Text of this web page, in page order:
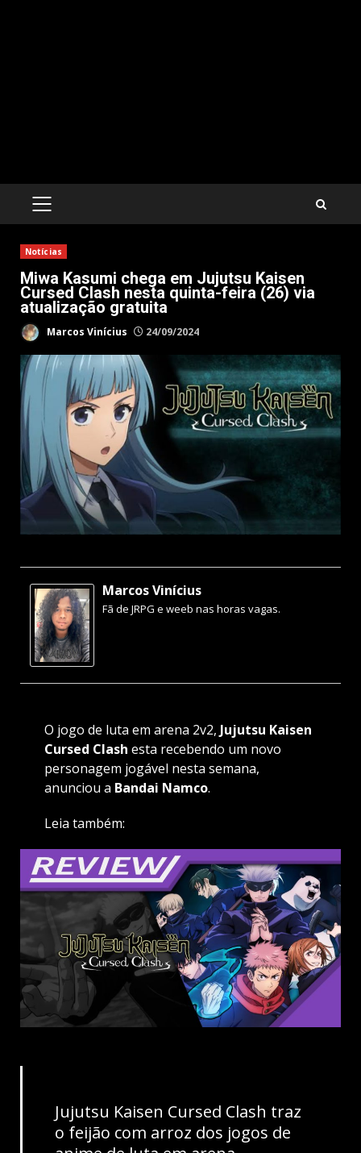
PRIMARY
Notícias
Miwa Kasumi chega em Jujutsu Kaisen
Cursed Clash nesta quinta-feira (26) via
atualização gratuita
Marcos Vinícius 24/09/2024
Marcos Vinícius
Fã de JRPG e weeb nas horas vagas.
O jogo de luta em arena 2v2, Jujutsu Kaisen
Cursed Clash esta recebendo um novo
personagem jogável nesta semana,
anunciou a Bandai Namco.
Leia também:
Jujutsu Kaisen Cursed Clash traz
o feijão com arroz dos jogos de